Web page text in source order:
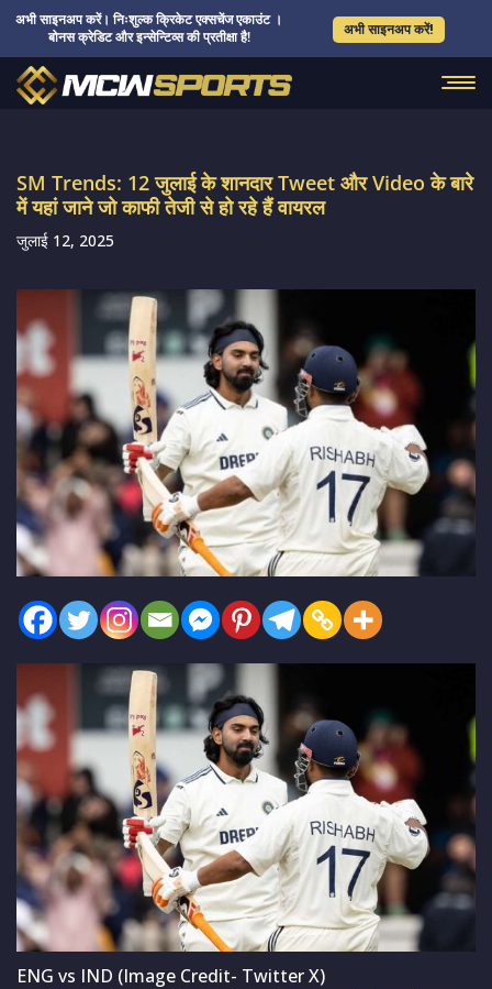
अभी साइनअप करें। निःशुल्क क्रिकेट एक्सचेंज एकाउंट ।
बोनस क्रेडिट और इन्सेन्टिव्स की प्रतीक्षा है!
अभी साइनअप करें!
SM Trends: 12 जुलाई के शानदार Tweet और Video के बारे
में यहां जाने जो काफी तेजी से हो रहे हैं वायरल
जुलाई 12, 2025
ENG vs IND (Image Credit- Twitter X)